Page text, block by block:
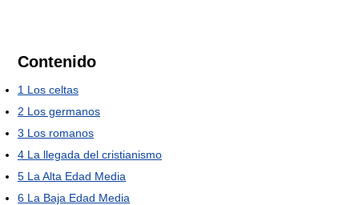
Contenido
1 Los celtas
2 Los germanos
3 Los romanos
4 La llegada del cristianismo
5 La Alta Edad Media
6 La Baja Edad Media